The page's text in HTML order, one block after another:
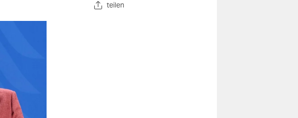
teilen